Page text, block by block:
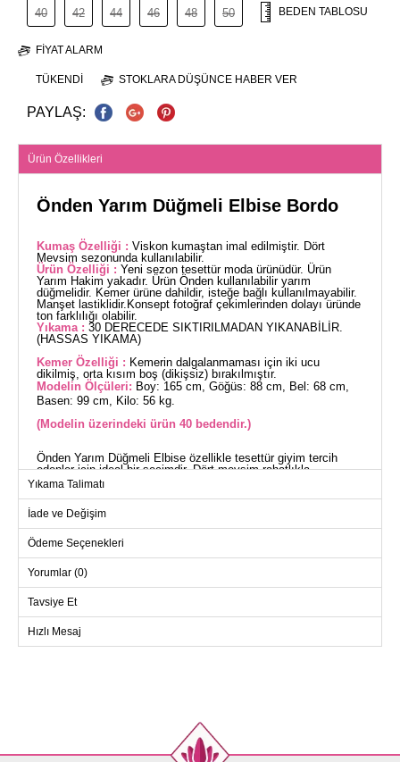
40 42 44 46 48 50 BEDEN TABLOSU
FIYAT ALARM
TÜKENDI STOKLARA DÜŞÜNCE HABER VER
PAYLAŞ:
Ürün Özellikleri
Önden Yarım Düğmeli Elbise Bordo
Kumaş Özelliği : Viskon kumaştan imal edilmiştir. Dört
Mevsim sezonunda kullanılabilir.
Ürün Özelliği : Yeni sezon tesettür moda ürünüdür. Ürün
Yarım Hakim yakadır. Ürün Önden kullanılabilir yarım
düğmelidir. Kemer ürüne dahildir, isteğe bağlı kullanılmayabilir.
Manşet lastiklidir.Konsept fotoğraf çekimlerinden dolayı üründe
ton farklılığı olabilir.
Yıkama : 30 DERECEDE SIKTIRILMADAN YIKANABİLİR.
(HASSAS YIKAMA)
Kemer Özelliği : Kemerin dalgalanmaması için iki ucu
dikilmiş, orta kısım boş (dikişsiz) bırakılmıştır.
Modelin Ölçüleri: Boy: 165 cm, Göğüs: 88 cm, Bel: 68 cm,
Basen: 99 cm, Kilo: 56 kg.
(Modelin üzerindeki ürün 40 bedendir.)
Önden Yarım Düğmeli Elbise özellikle tesettür giyim tercih
edenler için ideal bir seçimdir. Dört mevsim rahatlıkla
kullanabileceğiniz bu elbise, yüksek kaliteli viskon kumaştan
modern bir duruş sergiler. Ürüne dahil olan ve isteğe bağlı
kullanılabilen kemer, siluetinizi daha belirgin hale getirir. 30
derecede hassas yıkama ile temizlenmesi önerilir.
Beden
Göğüs
Boy
Yıkama Talimatı
İade ve Değişim
Ödeme Seçenekleri
Yorumlar (0)
Tavsiye Et
Hızlı Mesaj